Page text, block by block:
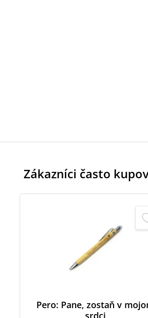
Zákazníci často
Pero: Pane, zostaň v
srdci